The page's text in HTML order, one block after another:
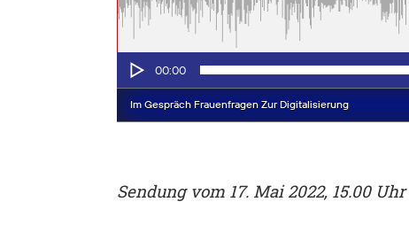
Sendung vom 17. Mai 2022, 15.00